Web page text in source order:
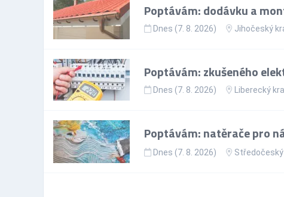
Poptávám: dodávku a
Dnes (7. 8. 2026) Jihočeský
Poptávám: zkušeného
Dnes (7. 8. 2026) Liberecký
Poptávám: natěrače pro
Dnes (7. 8. 2026) Středočeský